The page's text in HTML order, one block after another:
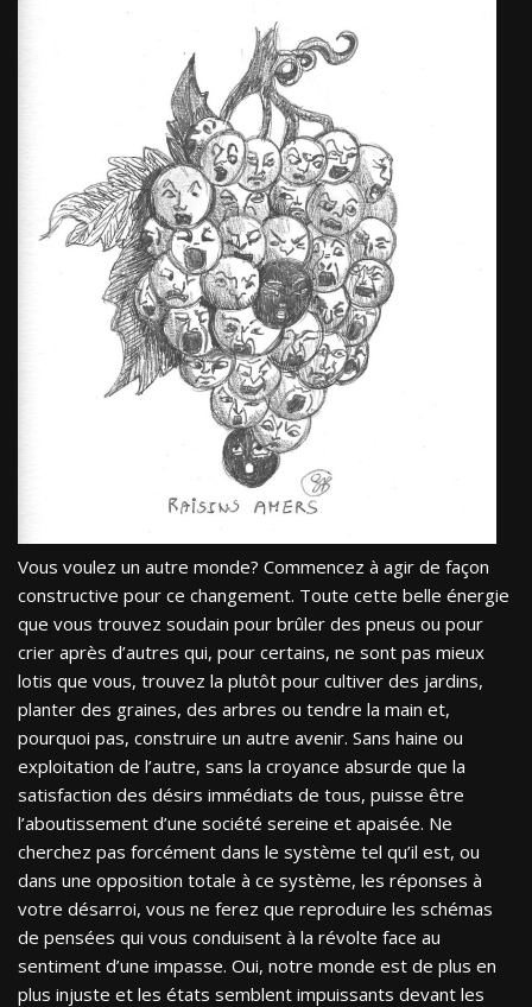
Vous voulez un autre monde? Commencez à agir de façon
constructive pour ce changement. Toute cette belle énergie
que vous trouvez soudain pour brûler des pneus ou pour
crier après d’autres qui, pour certains, ne sont pas mieux
lotis que vous, trouvez la plutôt pour cultiver des jardins,
planter des graines, des arbres ou tendre la main et,
pourquoi pas, construire un autre avenir. Sans haine ou
exploitation de l’autre, sans la croyance absurde que la
satisfaction des désirs immédiats de tous, puisse être
l’aboutissement d’une société sereine et apaisée. Ne
cherchez pas forcément dans le système tel qu’il est, ou
dans une opposition totale à ce système, les réponses à
votre désarroi, vous ne ferez que reproduire les schémas
de pensées qui vous conduisent à la révolte face au
sentiment d’une impasse. Oui, notre monde est de plus en
plus injuste et les états semblent impuissants devant les